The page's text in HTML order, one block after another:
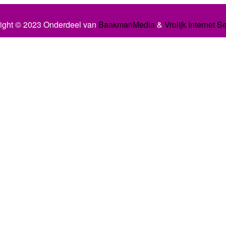
© 2023 Onderdeel van BaakmanMedia& Vrolijk Internet